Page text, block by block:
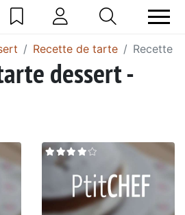
Recette de tarte Recette
dessert -